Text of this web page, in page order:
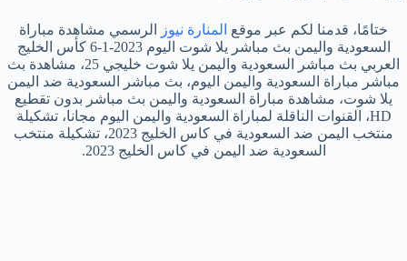
ختامًا، قدمنا لكم عبر موقع المنارة نيوز
الرسمي مشاهدة مباراة
السعودية واليمن بث مباشر يلا شوت اليوم 2023-1-6 كأس الخليج
العربي بث مباشر السعودية واليمن يلا شوت خليجي 25، مشاهدة بث
مباشر مباراة السعودية واليمن اليوم، بث مباشر السعودية ضد اليمن
يلا شوت، مشاهدة مباراة السعودية واليمن بث مباشر بدون تقطيع
HD، القنوات الناقلة لمباراة السعودية واليمن اليوم مجانا، تشكيلة
منتخب اليمن ضد السعودية في كاس الخليج 2023، تشكيلة منتخب
السعودية ضد اليمن في كاس الخليج 2023.